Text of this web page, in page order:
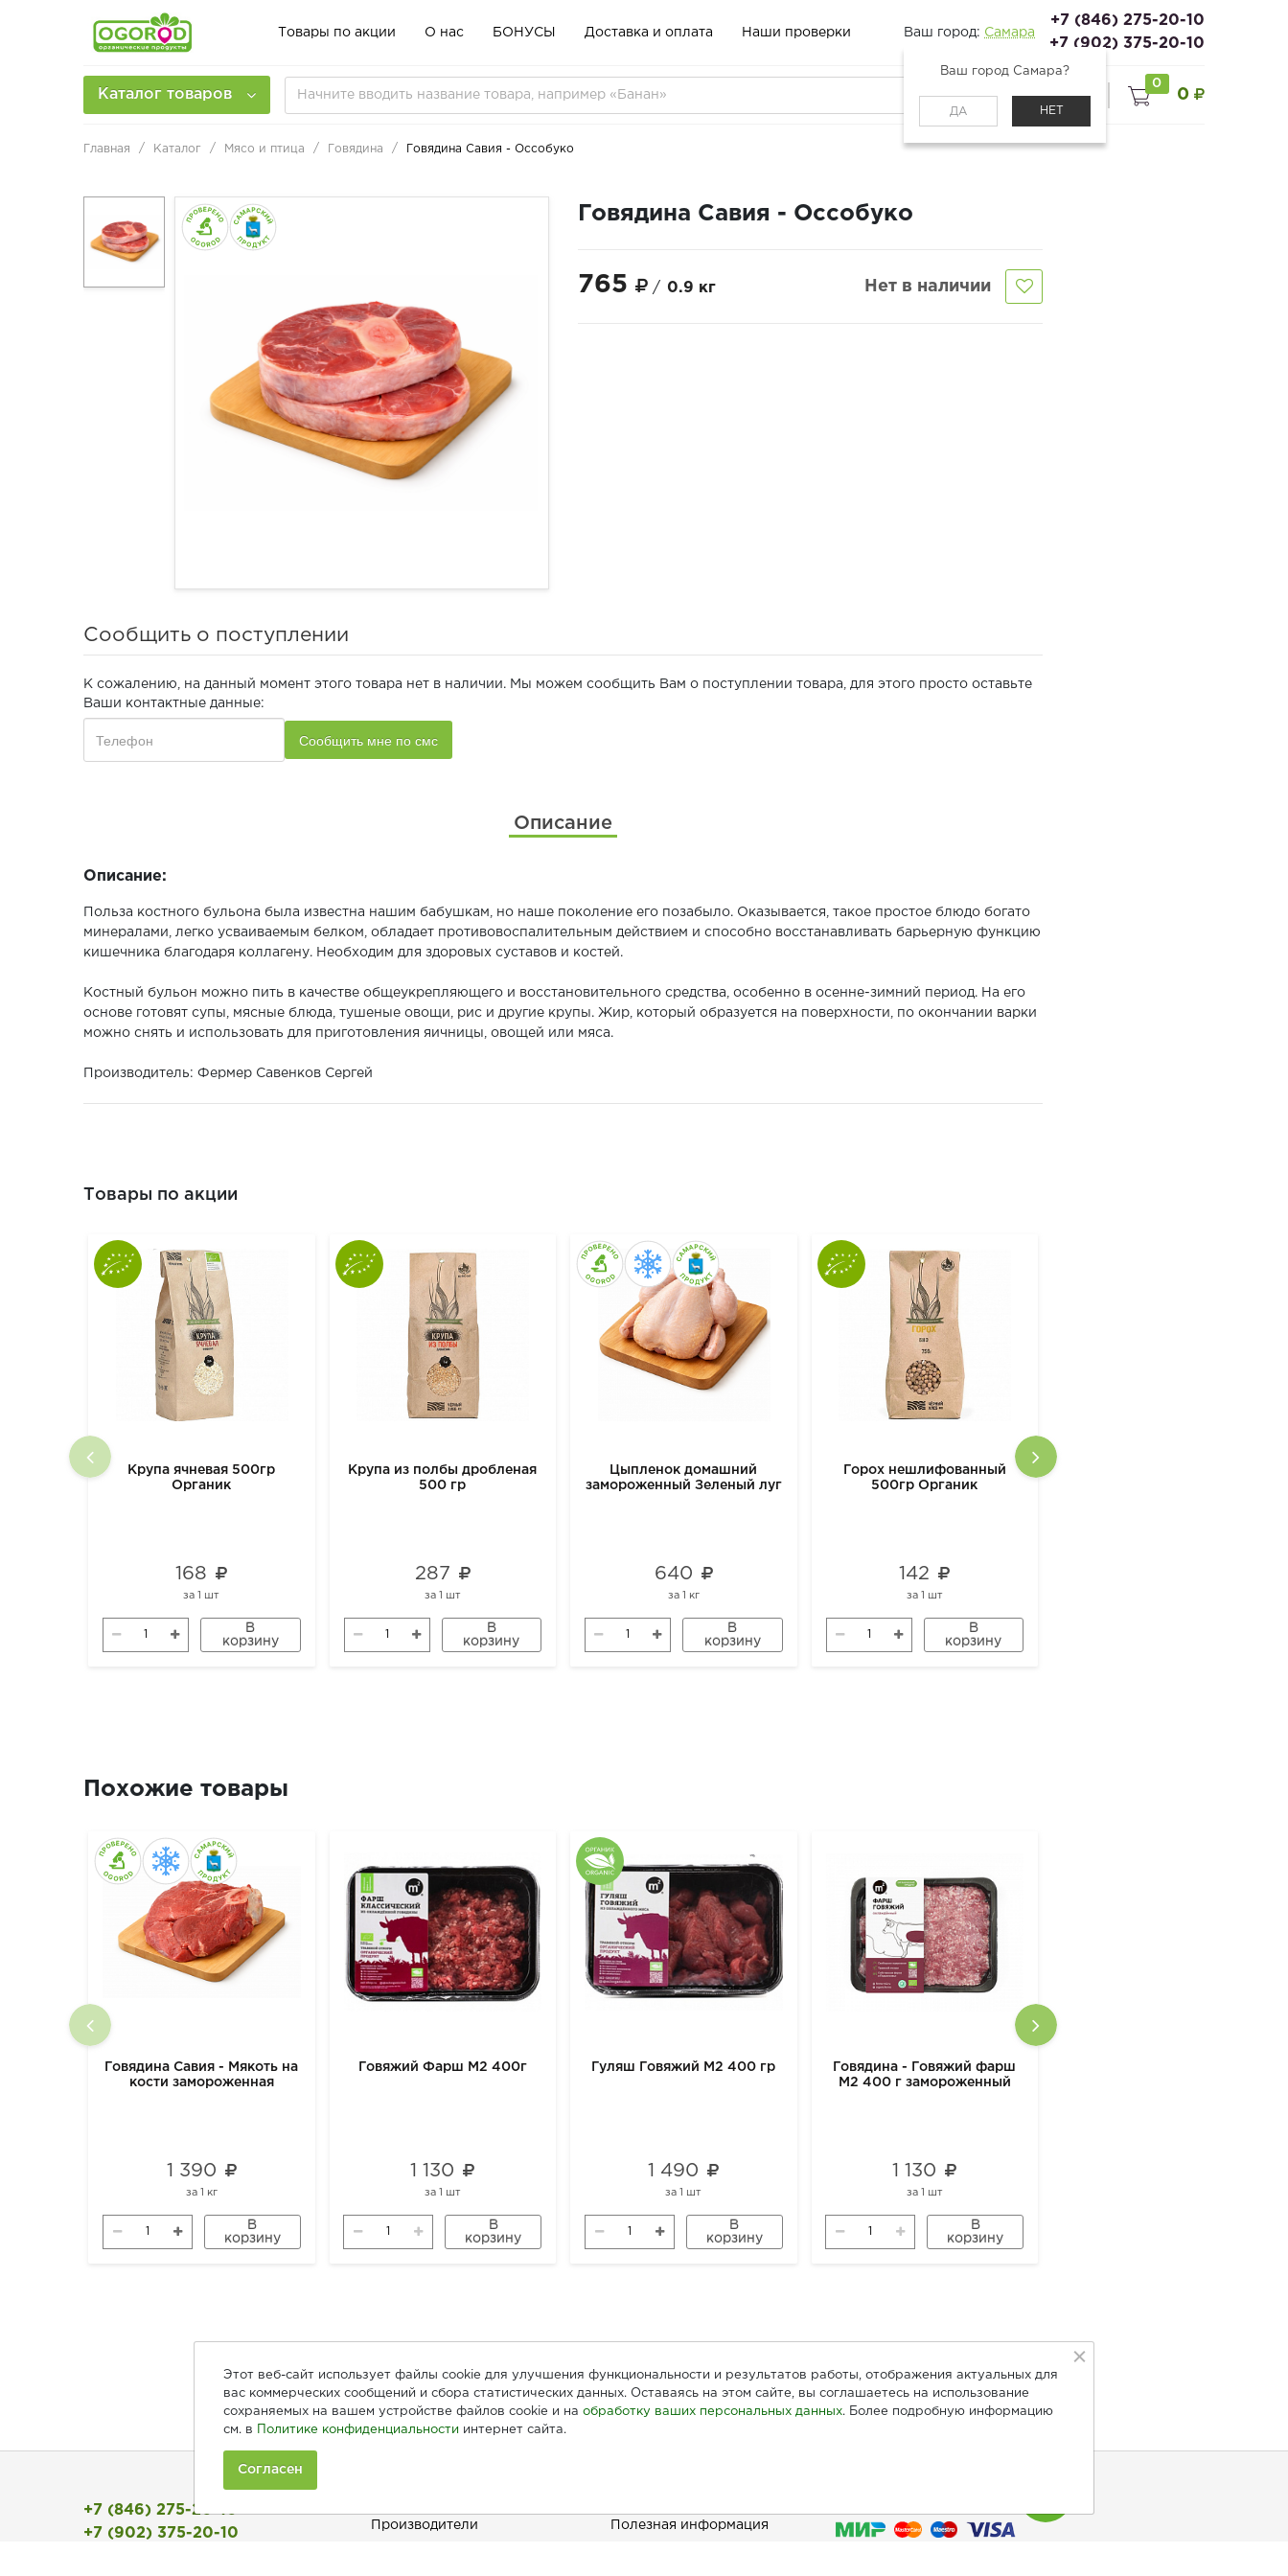
Товары по акции О нас БОНУСЫ Доставка и оплата Наши проверки Ваш город: Самара
Ваш город Самара?
ДА НЕТ
+7 (846) 275-20-10
+7 (902) 375-20-10
Каталог товаров
0
0
Главная Каталог Мясо и птица Говядина Говядина Савия - Оссобуко
Говядина Савия - Оссобуко
765 / 0.9 кг Нет в наличии
Сообщить о поступлении
К сожалению, на данный момент этого товара нет в наличии. Мы можем сообщить Вам о поступлении товара, для этого просто оставьте
Ваши контактные данные:
Описание
Описание:
Польза костного бульона была известна нашим бабушкам, но наше поколение его позабыло. Оказывается, такое простое блюдо богато
минералами, легко усваиваемым белком, обладает противовоспалительным действием и способно восстанавливать барьерную функцию
кишечника благодаря коллагену. Необходим для здоровых суставов и костей.
Костный бульон можно пить в качестве общеукрепляющего и восстановительного средства, особенно в осенне-зимний период. На его
основе готовят супы, мясные блюда, тушеные овощи, рис и другие крупы. Жир, который образуется на поверхности, по окончании варки
можно снять и использовать для приготовления яичницы, овощей или мяса.
Производитель: Фермер Савенков Сергей
Товары по акции
Крупа ячневая 500гр
Органик
168
за1 шт
В
корзину
Крупа из полбы дробленая
500 гр
287
за 1 шт
В
корзину
Цыпленок домашний
замороженный Зеленый луг
640
за 1 кг
В
корзину
Горох нешлифованный
500гр Органик
142
за 1 шт
В
корзину
Похожие товары
Говядина Савия - Мякоть на
кости замороженная
1 390
за 1 кг
В
корзину
Говяжий Фарш М2 400г
1 130
за 1 шт
В
корзину
Гуляш Говяжий М2 400 гр
1 490
за1 шт
В
корзину
Говядина - Говяжий фарш
М2 400 г замороженный
1 130
за 1 шт
В
корзину
+7 (846) 275-20-10
+7 (902) 375-20-10
Производители Полезная информация
Этот веб-сайт использует файлы cookie для улучшения функциональности и результатов работы, отображения актуальных для
вас коммерческих сообщений и сбора статистических данных. Оставаясь на этом сайте, вы соглашаетесь на использование
сохраняемых на вашем устройстве файлов cookie и на обработку ваших персональных данных. Более подробную информацию
см. в
Политике конфиденциальности интернет сайта.
Согласен